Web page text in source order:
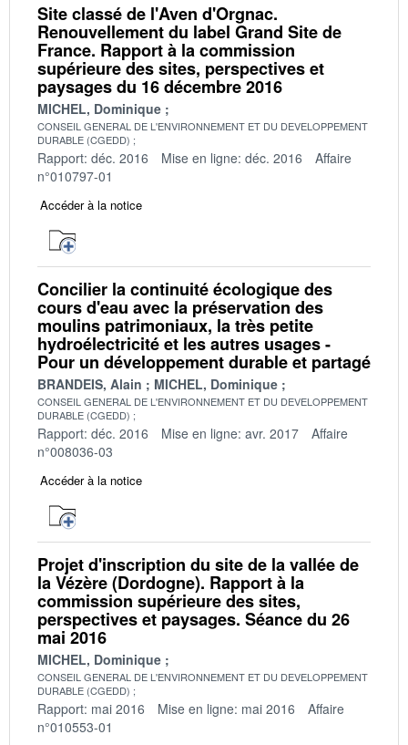
Site classé de l'Aven d'Orgnac.
Renouvellement du label Grand Site de
France. Rapport à la commission
supérieure des sites, perspectives et
paysages du 16 décembre 2016
MICHEL, Dominique
CONSEIL GENERAL DE L'ENVIRONNEMENT ET DU DEVELOPPEMENT
DURABLE (CGEDD)
Rapport: déc. 2016 Mise en ligne: déc. 2016
Affaire
n°010797-01
Accéder à la notice
Concilier la continuité écologique des
cours d'eau avec la préservation des
moulins patrimoniaux, la très petite
hydroélectricité et les autres usages -
Pour un développement durable et partagé
BRANDEIS, Alain MICHEL, Dominique
CONSEIL GENERAL DE L'ENVIRONNEMENT ET DU DEVELOPPEMENT
DURABLE (CGEDD)
Rapport: déc. 2016 Mise en ligne: avr. 2017
Affaire
n°008036-03
Accéder à la notice
Projet d'inscription du site de la vallée de
la Vézère (Dordogne). Rapport à la
commission supérieure des sites,
perspectives et paysages. Séance du 26
mai 2016
MICHEL, Dominique
CONSEIL GENERAL DE L'ENVIRONNEMENT ET DU DEVELOPPEMENT
DURABLE (CGEDD)
Rapport: mai 2016 Mise en ligne: mai 2016
Affaire
n°010553-01